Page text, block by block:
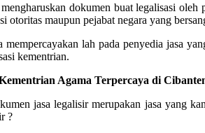
dokumen buat legalisasi
otoritas maupun pejabat negara yang
lah pada penyedia jasa
kementrian.
Agama Terpercaya di
jasa legalisir merupakan jasa yang
?